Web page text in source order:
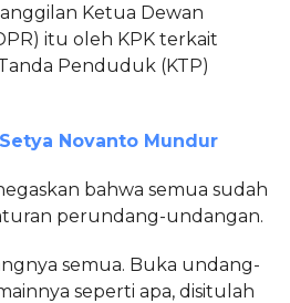
Ketua Dewan
itu oleh KPK terkait
Penduduk (KTP)
Novanto Mundur
bahwa semua sudah
perundang-undangan.
semua. Buka undang-
seperti apa, disitulah